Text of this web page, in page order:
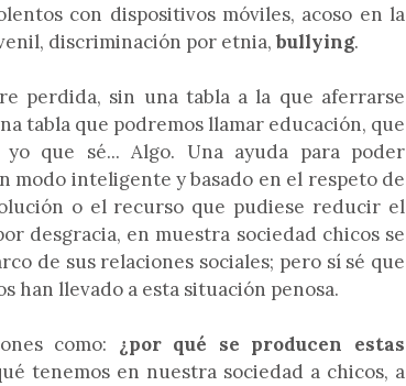
con dispositivos móviles, acoso en la
discriminación por etnia,bullying.
perdida, sin una tabla a la que aferrarse
tabla que podremos llamar educación, que
que sé... Algo. Una ayuda para poder
modo inteligente y basado en el respeto de
o el recurso que pudiese reducir el
desgracia, en muestra sociedad chicos se
de sus relaciones sociales; pero sí sé que
han llevado a esta situación penosa.
como: ¿por qué se producen estas
tenemos en nuestra sociedad a chicos, a